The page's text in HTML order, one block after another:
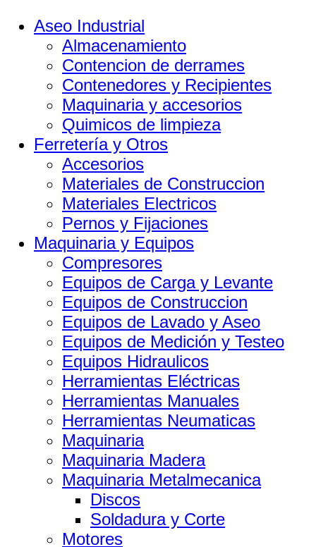
Aseo Industrial
Almacenamiento
Contencion de derrames
Contenedores y Recipientes
Maquinaria y accesorios
Quimicos de limpieza
Ferretería y Otros
Accesorios
Materiales de Construccion
Materiales Electricos
Pernos y Fijaciones
Maquinaria y Equipos
Compresores
Equipos de Carga y Levante
Equipos de Construccion
Equipos de Lavado y Aseo
Equipos de Medición y Testeo
Equipos Hidraulicos
Herramientas Eléctricas
Herramientas Manuales
Herramientas Neumaticas
Maquinaria
Maquinaria Madera
Maquinaria Metalmecanica
Discos
Soldadura y Corte
Motores